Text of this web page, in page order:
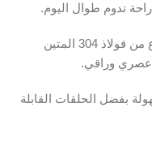
تدوم طوال اليوم.
مصنوع من فولاذ 304 المتين
عصري وراقي.
بفضل الحلقات القابلة